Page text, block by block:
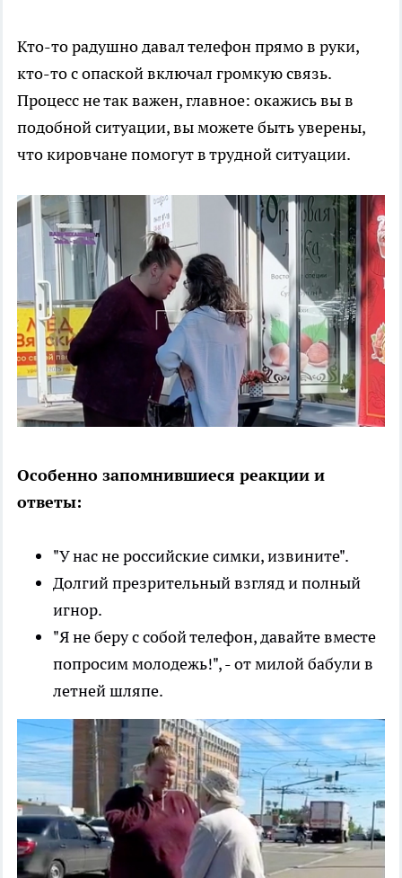
Кто-то радушно давал телефон прямо в руки,
кто-то с опаской включал громкую связь.
Процесс не так важен, главное: окажись вы в
подобной ситуации, вы можете быть уверены,
что кировчане помогут в трудной ситуации.
Особенно запомнившиеся реакции и
ответы:
"У нас не российские симки, извините".
Долгий презрительный взгляд и полный
игнор.
"Я не беру с собой телефон, давайте вместе
попросим молодежь!", - от милой бабули в
летней шляпе.